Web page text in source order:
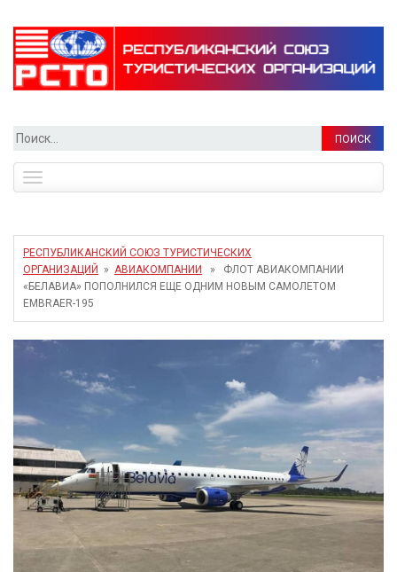
Найти:
navigation
РЕСПУБЛИКАНСКИЙ СОЮЗ ТУРИСТИЧЕСКИХ
ОРГАНИЗАЦИЙ
» АВИАКОМПАНИИ
» ФЛОТ АВИАКОМПАНИИ
«БЕЛАВИА» ПОПОЛНИЛСЯ ЕЩЕ ОДНИМ НОВЫМ САМОЛЕТОМ
EMBRAER-195